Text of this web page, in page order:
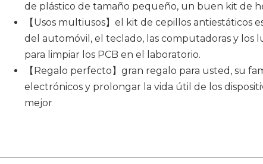
de plástico de tamaño pequeño, un buen kit de
【Usos multiusos】el kit de cepillos
del automóvil, el teclado, las computadoras y los
para limpiar los PCB en el laboratorio.
【Regalo perfecto】gran regalo para usted, su
electrónicos y prolongar la vida útil de los
mejor